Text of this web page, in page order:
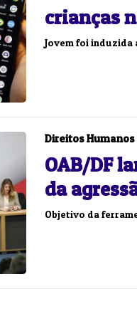
crianças
Jovem foi
Direitos Humanos
OAB/DF
da
Objetivo da